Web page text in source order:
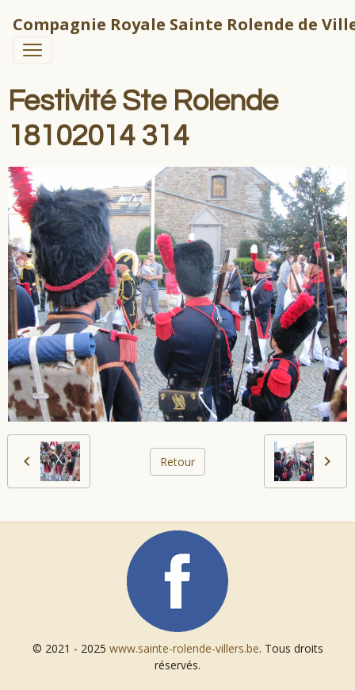
Compagnie Royale Sainte Rolende de
Festivité Ste Rolende
18102014 314
Retour
© 2021 - 2025 www.sainte-rolende-villers.be. Tous droits
réservés.